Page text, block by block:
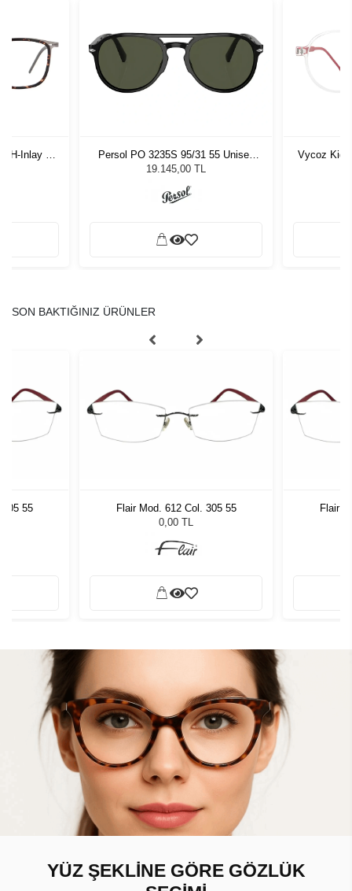
H-Inlay 53-
Persol PO 3235S 95/31 55 Unisex
Güneş Gözlüğü
19.145,00 TL
Vycoz Kids
SON BAKTIĞINIZ ÜRÜNLER
55
Flair Mod. 612 Col. 305 55
0,00 TL
Flair
YÜZ ŞEKLİNE GÖRE GÖZLÜK